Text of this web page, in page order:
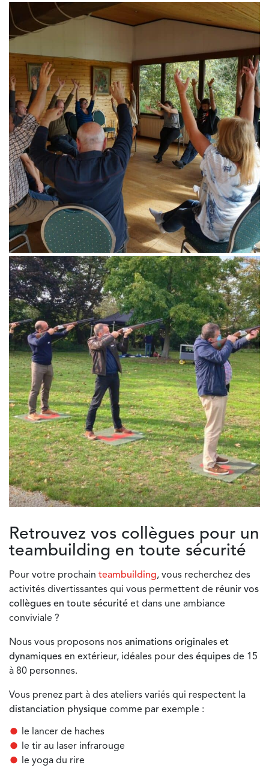
Retrouvez vos collègues pour un
teambuilding en toute sécurité
Pour votre prochain teambuilding, vous recherchez des
activités divertissantes qui vous permettent de réunir vos
collègues en toute sécurité et dans une ambiance
conviviale ?
Nous vous proposons nos animations originales et
dynamiques en extérieur, idéales pour des équipes de 15
à 80 personnes.
Vous prenez part à des ateliers variés qui respectent la
distanciation physique comme par exemple :
le lancer de haches
le tir au laser infrarouge
le yoga du rire